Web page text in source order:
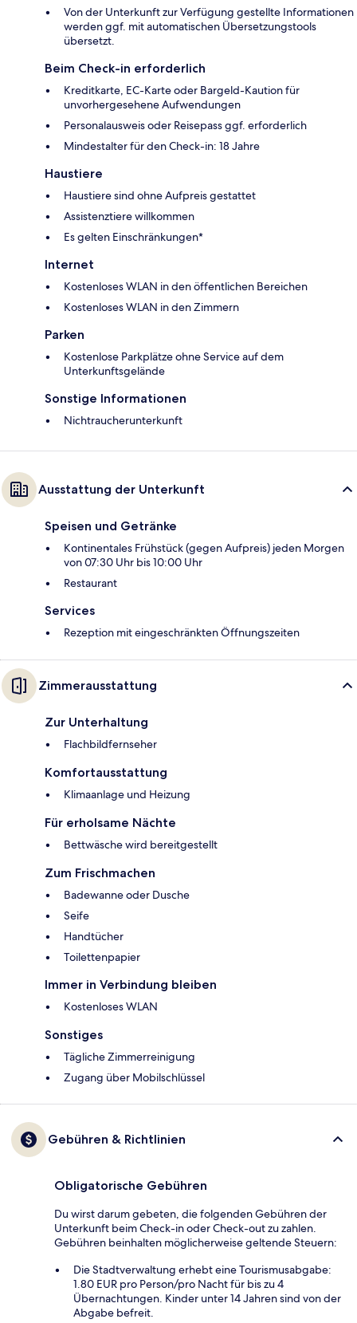
Von der Unterkunft zur Verfügung gestellte Informationen
werden ggf. mit automatischen Übersetzungstools
übersetzt.
Beim Check-in erforderlich
Kreditkarte, EC-Karte oder Bargeld-Kaution für
unvorhergesehene Aufwendungen
Personalausweis oder Reisepass ggf. erforderlich
Mindestalter für den Check-in: 18 Jahre
Haustiere
Haustiere sind ohne Aufpreis gestattet
Assistenztiere willkommen
Es gelten Einschränkungen*
Internet
Kostenloses WLAN in den öffentlichen Bereichen
Kostenloses WLAN in den Zimmern
Parken
Kostenlose Parkplätze ohne Service auf dem
Unterkunftsgelände
Sonstige Informationen
Nichtraucherunterkunft
Ausstattung der Unterkunft
Speisen und Getränke
Kontinentales Frühstück (gegen Aufpreis) jeden Morgen
von 07:30 Uhr bis 10:00 Uhr
Restaurant
Services
Rezeption mit eingeschränkten Öffnungszeiten
Zimmerausstattung
Zur Unterhaltung
Flachbildfernseher
Komfortausstattung
Klimaanlage und Heizung
Für erholsame Nächte
Bettwäsche wird bereitgestellt
Zum Frischmachen
Badewanne oder Dusche
Seife
Handtücher
Toilettenpapier
Immer in Verbindung bleiben
Kostenloses WLAN
Sonstiges
Tägliche Zimmerreinigung
Zugang über Mobilschlüssel
Gebühren & Richtlinien
Obligatorische Gebühren
Du wirst darum gebeten, die folgenden Gebühren der
Unterkunft beim Check-in oder Check-out zu zahlen.
Gebühren beinhalten möglicherweise geltende Steuern:
Die Stadtverwaltung erhebt eine Tourismusabgabe:
1.80 EUR pro Person/pro Nacht für bis zu 4
Übernachtungen. Kinder unter 14 Jahren sind von der
Abgabe befreit.